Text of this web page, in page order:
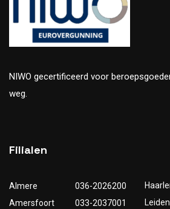
NIWO gecertificeerd voor
weg.
Filialen
Almere
036-2026200
Amersfoort
033-2037001
Leiden